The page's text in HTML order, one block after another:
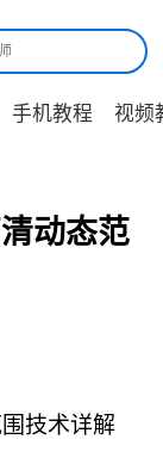
手机教程 视频
动态范
技术详解